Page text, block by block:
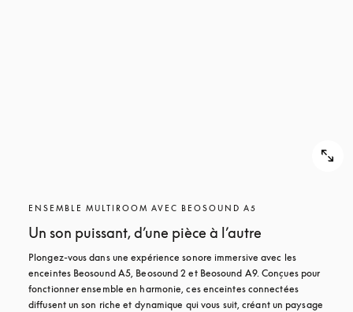
ENSEMBLE MULTIROOM AVEC BEOSOUND A5
Un son puissant, d’une pièce à l’autre
Plongez-vous dans une expérience sonore immersive avec les
enceintes Beosound A5, Beosound 2 et Beosound A9. Conçues pour
fonctionner ensemble en harmonie, ces enceintes connectées
diffusent un son riche et dynamique qui vous suit, créant un paysage